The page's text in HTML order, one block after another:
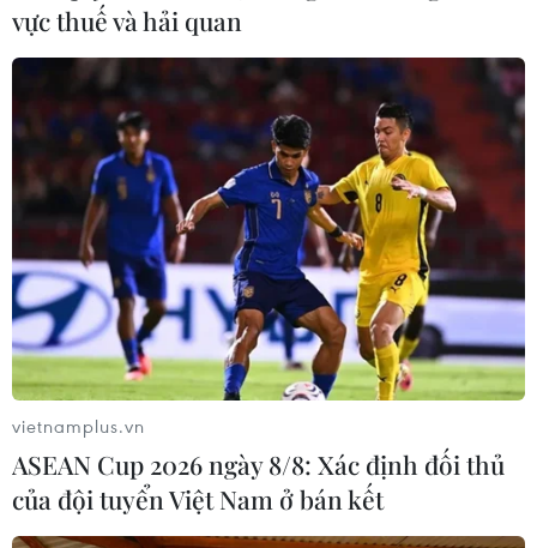
hàng hóa hoàn tất thủ tục thông quan tại Mỹ.
Thuế quan của Mỹ: Hàn Quốc "chạy nước
rút" trong đàm phán với Washington
vực thuế và hải quan
vietnamplus.vn
ASEAN Cup 2026 ngày 8/8: Xác định đối thủ
của đội tuyển Việt Nam ở bán kết